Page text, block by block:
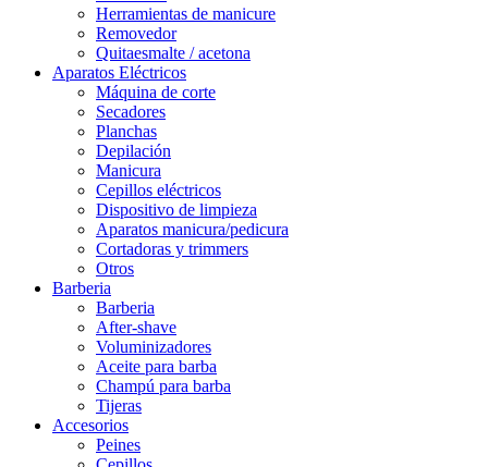
Herramientas de manicure
Removedor
Quitaesmalte / acetona
Aparatos Eléctricos
Máquina de corte
Secadores
Planchas
Depilación
Manicura
Cepillos eléctricos
Dispositivo de limpieza
Aparatos manicura/pedicura
Cortadoras y trimmers
Otros
Barberia
Barberia
After-shave
Voluminizadores
Aceite para barba
Champú para barba
Tijeras
Accesorios
Peines